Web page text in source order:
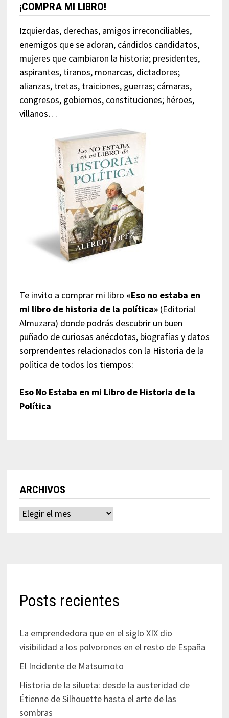
¡COMPRA MI LIBRO!
Izquierdas, derechas, amigos irreconciliables,
enemigos que se adoran, cándidos candidatos,
mujeres que cambiaron la historia; presidentes,
aspirantes, tiranos, monarcas, dictadores;
alianzas, tretas, traiciones, guerras; cámaras,
congresos, gobiernos, constituciones; héroes,
villanos…
Te invito a comprar mi libro «Eso no estaba en
mi libro de historia de la política»(Editorial
Almuzara) donde podrás descubrir un buen
puñado de curiosas anécdotas, biografías y datos
sorprendentes relacionados con la Historia de la
política de todos los tiempos:
Eso No Estaba en mi Libro de Historia de la
Política
ARCHIVOS
Archivos
Posts recientes
La emprendedora que en el siglo XIX dio
visibilidad a los polvorones en el resto de España
El Incidente de Matsumoto
Historia de la silueta: desde la austeridad de
Étienne de Silhouette hasta el arte de las
sombras